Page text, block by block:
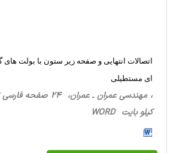
اتصالات انتهایی و صفحه زیر ستون با بولت
ای مستطیلی
کیلو بایت WORD